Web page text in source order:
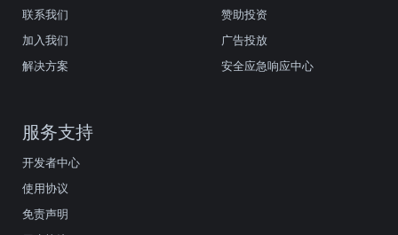
联系我们
加入我们
解决方案
赞助投资
广告投放
安全应急响应中心
服务支持
开发者中心
使用协议
免责声明